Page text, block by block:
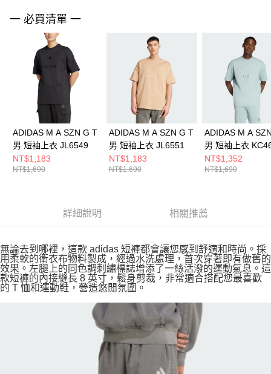
３．未成年的使用者請事先徵得法定代理人或監護人之同意方可使用
「AFTEE先享後付」，若未經同意申辦者引起之損失，本公司不負相關責
４．使用「AFTEE先享後付」時，將依據個別帳號之用戶狀況，依本公司即
時審查核予不同之上限額度；若仍有額度不足之情形，本公司將視審查結果
請求用戶進行身份認證。
５．嚴禁一人註冊多個帳號或使用他人資訊註冊。若發現惡意使用之情形，
恩沛科技股份有限公司將有權停止該用戶之使用額度並採取法律行動。
一 必買清單 一
ADIDAS M A SZN G T
男 短袖上衣 JL6549
NT$1,183
NT$1,690
ADIDAS M A SZN G T
男 短袖上衣 JL6551
NT$1,183
NT$1,690
ADIDAS M A
男 短袖上衣
NT$1,352
NT$1,690
詳細說明 相關推薦
無論去到哪裡，這款 adidas 短褲都會讓您感到舒適和時尚。採
用柔軟的衛衣布物料製成，經過水洗處理，首次穿著即有做舊的
效果。左腿上的同色調刺繡標誌增添了一絲活潑的運動氣息。這
款短褲的內接縫長 8 英寸，鬆身剪裁，非常適合搭配您最喜歡
的 T 恤和運動鞋，營造悠閒氛圍。